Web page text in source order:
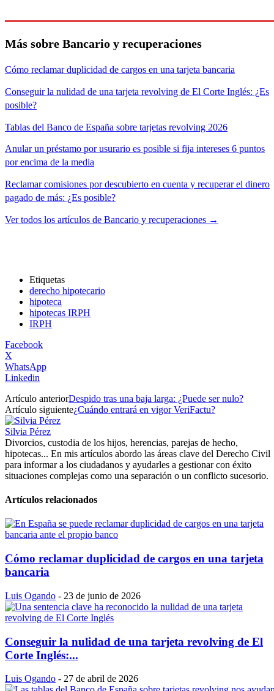
Más sobre Bancario y recuperaciones
Cómo reclamar duplicidad de cargos en una tarjeta bancaria
Conseguir la nulidad de una tarjeta revolving de El Corte Inglés: ¿Es
posible?
Tablas del Banco de España sobre tarjetas revolving 2026
Anular un préstamo por usurario es posible si fija intereses 6 puntos
por encima de la media
Reclamar comisiones por descubierto en cuenta y recuperar el dinero
pagado de más: ¿Es posible?
Ver todos los artículos de Bancario y recuperaciones →
Etiquetas
derecho hipotecario
hipoteca
hipotecas IRPH
IRPH
Facebook
X
WhatsApp
Linkedin
Artículo anteriorDespido tras una baja larga: ¿Puede ser nulo?
Artículo siguiente¿Cuándo entrará en vigor VeriFactu?
Silvia Pérez
Divorcios, custodia de los hijos, herencias, parejas de hecho,
hipotecas... En mis artículos abordo las áreas clave del Derecho Civil
para informar a los ciudadanos y ayudarles a gestionar con éxito
situaciones complejas como una separación o un conflicto sucesorio.
Artículos relacionados
Cómo reclamar duplicidad de cargos en una tarjeta
bancaria
Luis Ogando - 23 de junio de 2026
Conseguir la nulidad de una tarjeta revolving de El
Corte Inglés:...
Luis Ogando - 27 de abril de 2026